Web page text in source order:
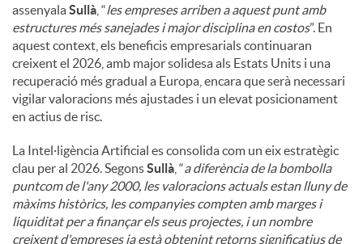
assenyalaSullà , “les empreses arriben a aquest punt amb
estructures més sanejades i major disciplina en costos”. En
aquest context, els beneficis empresarials continuaran
creixent el 2026, amb major solidesa als Estats Units i una
recuperació més gradual a Europa, encara que serà necessari
vigilar valoracions més ajustades i un elevat posicionament
en actius de risc.
La Intel·ligència Artificial es consolida com un eix estratègic
clau per al 2026. SegonsSullà , “a diferència de la bombolla
puntcom de l'any 2000, les valoracions actuals estan lluny de
màxims històrics, les companyies compten amb marges i
liquiditat per a finançar els seus projectes, i un nombre
creixent d'empreses ja està obtenint retorns significatius de